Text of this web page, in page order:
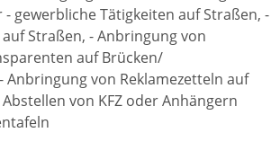
gewerbliche Tätigkeiten auf Straßen, -
Straßen, - Anbringung von
auf Brücken/
Anbringung von Reklamezetteln auf
von KFZ oder Anhängern